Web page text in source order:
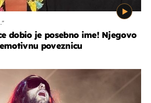
dobio je posebno ime! Njegovo
poveznicu